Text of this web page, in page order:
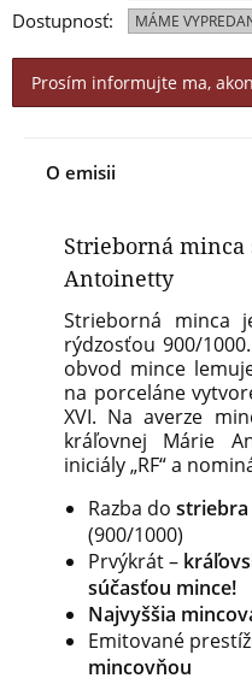
Dostupnosť:
MÁME
Prosím informujte ma,
O emisii
Strieborná
Antoinetty
Strieborná minca
rýdzosťou 900/
obvod mince
na porceláne
XVI. Na averze
kráľovnej Márie
iniciály „RF“ a
Razba do striebra
(900/1000)
Prvýkrát –
súčasťou mince!
Najvyššia
Emitované
mincovňou